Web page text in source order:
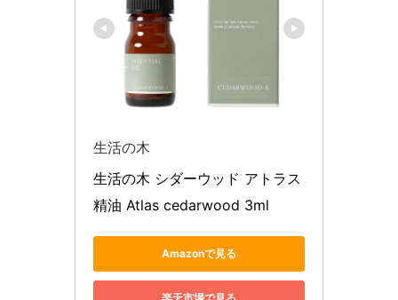
生活の木
生活の木 シダーウッド アトラス
精油 Atlas cedarwood 3ml
Amazonで見る